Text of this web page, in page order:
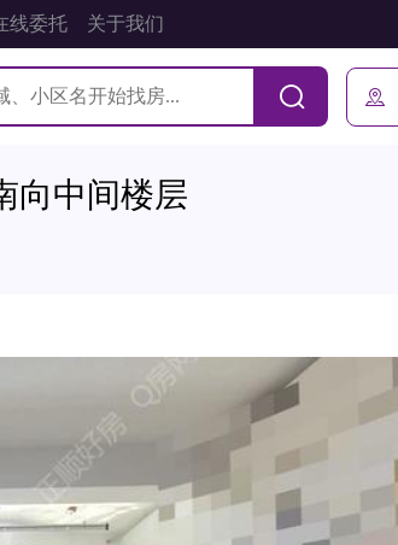
线委托 关于我们
向中间楼层